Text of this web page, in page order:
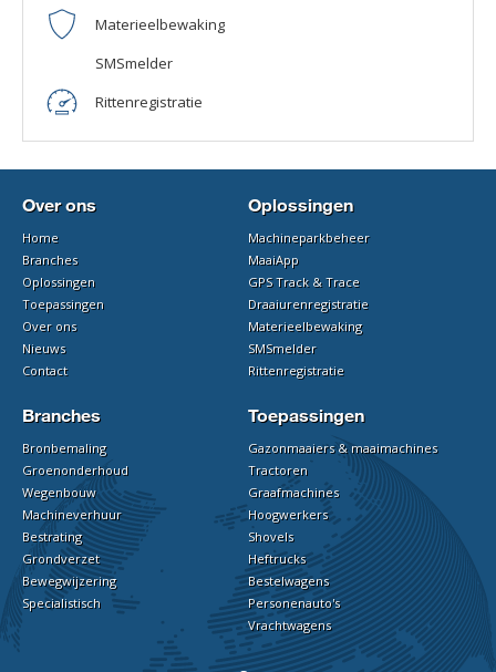
Materieelbewaking
SMSmelder
Rittenregistratie
Over ons
Home
Branches
Oplossingen
Toepassingen
Over ons
Nieuws
Contact
Oplossingen
Machineparkbeheer
MaaiApp
GPS Track & Trace
Draaiurenregistratie
Materieelbewaking
SMSmelder
Rittenregistratie
Branches
Bronbemaling
Groenonderhoud
Wegenbouw
Machineverhuur
Bestrating
Grondverzet
Bewegwijzering
Specialistisch
Toepassingen
Gazonmaaiers & maaimachines
Tractoren
Graafmachines
Hoogwerkers
Shovels
Heftrucks
Bestelwagens
Personenauto's
Vrachtwagens